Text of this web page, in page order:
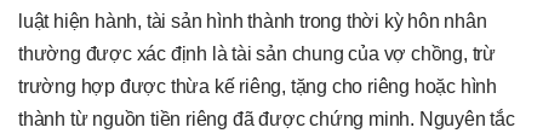
luật hiện hành, tài sản hình thành trong thời kỳ hôn nhân
thường được xác định là tài sản chung của vợ chồng, trừ
trường hợp được thừa kế riêng, tặng cho riêng hoặc hình
thành từ nguồn tiền riêng đã được chứng minh. Nguyên tắc